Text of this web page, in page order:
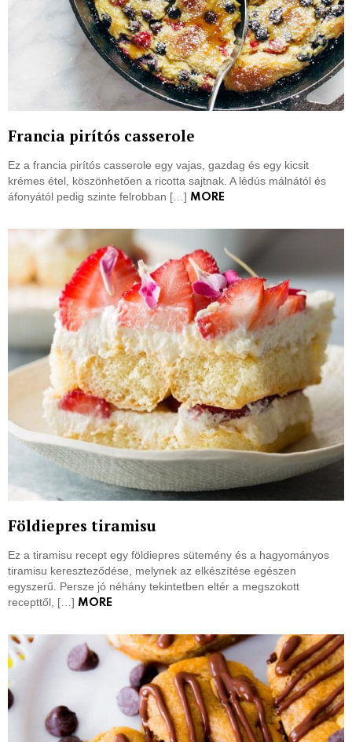
Francia pirítós casserole
Ez a francia pirítós casserole egy vajas, gazdag és egy kicsit
krémes étel, köszönhetően a ricotta sajtnak. A lédús málnától és
áfonyától pedig szinte felrobban […] MORE
Földiepres tiramisu
Ez a tiramisu recept egy földiepres sütemény és a hagyományos
tiramisu kereszteződése, melynek az elkészítése egészen
egyszerű. Persze jó néhány tekintetben eltér a megszokott
recepttől, […] MORE